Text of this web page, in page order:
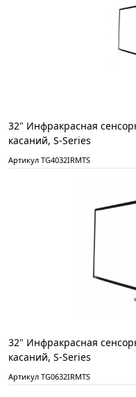
32" Инфракрасная
касаний, S-Series
Артикул TG4032IRMTS
32" Инфракрасная
касаний, S-Series
Артикул TG0632IRMTS